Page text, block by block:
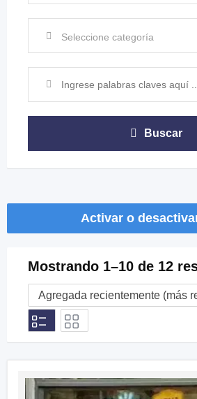
Buscar
Activar o
Mostrando 1–10 de 12